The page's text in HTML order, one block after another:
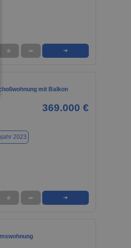
★ ➦ ➜
mit Balkon
369.000 €
2023
★ ➦ ➜